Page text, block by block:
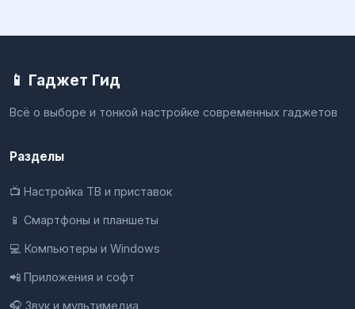
📱 Гаджет Гид
Всё о выборе и тонкой настройке современных гаджетов
Разделы
📺 Настройка ТВ и приставок
📱 Смартфоны и планшеты
💻 Компьютеры и Windows
📲 Приложения и софт
🎧 Звук и мультимедиа